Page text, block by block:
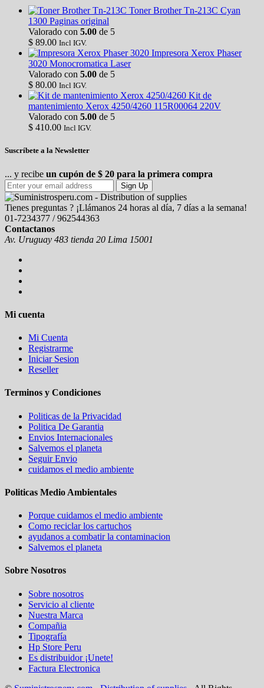
Toner Brother Tn-213C Cyan
1300 Paginas original
Valorado con 5.00 de 5
$ 89.00 Incl IGV.
Impresora Xerox Phaser
3020 Monocromatica Laser
Valorado con 5.00 de 5
$ 80.00 Incl IGV.
Kit de
mantenimiento Xerox 4250/4260 115R00064 220V
Valorado con 5.00 de 5
$ 410.00 Incl IGV.
Suscríbete a la Newsletter
... y recibe un cupón de $ 20 para la primera compra
Sign Up
Tienes preguntas ? ¡Llámanos 24 horas al día, 7 días a la semana!
01-7234377 / 962544363
Contactanos
Av. Uruguay 483 tienda 20 Lima 15001
Mi cuenta
Mi Cuenta
Registrarme
Iniciar Sesion
Reseller
Terminos y Condiciones
Politicas de la Privacidad
Politica De Garantia
Envios Internacionales
Salvemos el planeta
Seguir Envio
cuidamos el medio ambiente
Politicas Medio Ambientales
Porque cuidamos el medio ambiente
Como reciclar los cartuchos
ayudanos a combatir la contaminacion
Salvemos el planeta
Sobre Nosotros
Sobre nosotros
Servicio al cliente
Nuestra Marca
Compañia
Tipografía
Hp Store Peru
Es distribuidor ¡Unete!
Factura Electronica